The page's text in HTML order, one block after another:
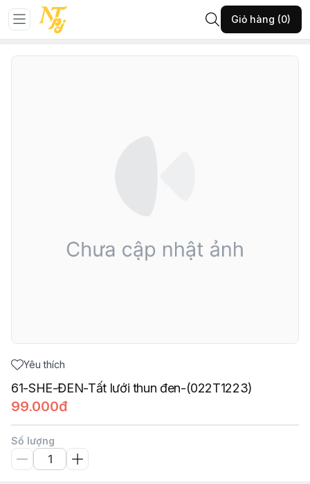
Giỏ hàng (0)
Trang chủ
61-SHE-ĐEN-Tất lưới thun đen-(022T1223)
Yêu thích
61-SHE-ĐEN-Tất lưới thun đen-(022T1223)
99.000đ
Số lượng